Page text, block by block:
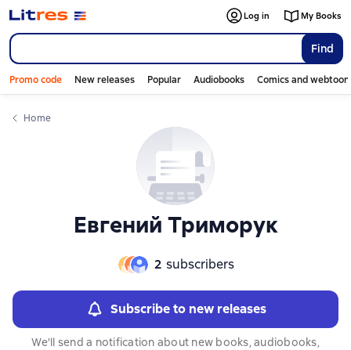
Find
Log in My Books
Promo code New releases Popular Audiobooks Comics and
Home
Евгений Триморук
2 subscribers
Subscribe to new releases
We'll send a notification about new books, audiobooks,
Слайдер с книгами